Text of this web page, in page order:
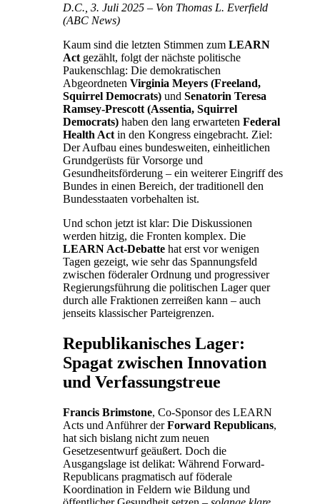
D.C., 3. Juli 2025 – Von Thomas L. Everfield
(ABC News)
Kaum sind die letzten Stimmen zum LEARN
Act gezählt, folgt der nächste politische
Paukenschlag: Die demokratischen
Abgeordneten Virginia Meyers (Freeland,
Squirrel Democrats) und Senatorin Teresa
Ramsey-Prescott (Assentia, Squirrel
Democrats) haben den lang erwarteten Federal
Health Act in den Kongress eingebracht. Ziel:
Der Aufbau eines bundesweiten, einheitlichen
Grundgerüsts für Vorsorge und
Gesundheitsförderung – ein weiterer Eingriff des
Bundes in einen Bereich, der traditionell den
Bundesstaaten vorbehalten ist.
Und schon jetzt ist klar: Die Diskussionen
werden hitzig, die Fronten komplex. Die
LEARN Act-Debatte hat erst vor wenigen
Tagen gezeigt, wie sehr das Spannungsfeld
zwischen föderaler Ordnung und progressiver
Regierungsführung die politischen Lager quer
durch alle Fraktionen zerreißen kann – auch
jenseits klassischer Parteigrenzen.
Republikanisches Lager:
Spagat zwischen Innovation
und Verfassungstreue
Francis Brimstone, Co-Sponsor des LEARN
Acts und Anführer derForward Republicans,
hat sich bislang nicht zum neuen
Gesetzesentwurf geäußert. Doch die
Ausgangslage ist delikat: Während Forward-
Republicans pragmatisch auf föderale
Koordination in Feldern wie Bildung und